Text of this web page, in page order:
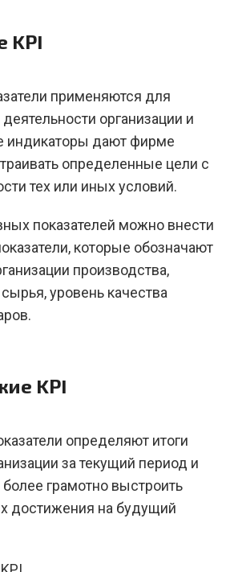
KPI
применяются для
организации и
индикаторы дают фирме
определенные цели с
тех или иных условий.
показателей можно внести
которые обозначают
производства,
уровень качества
KPI
определяют итоги
за текущий период и
грамотно выстроить
достижения на будущий